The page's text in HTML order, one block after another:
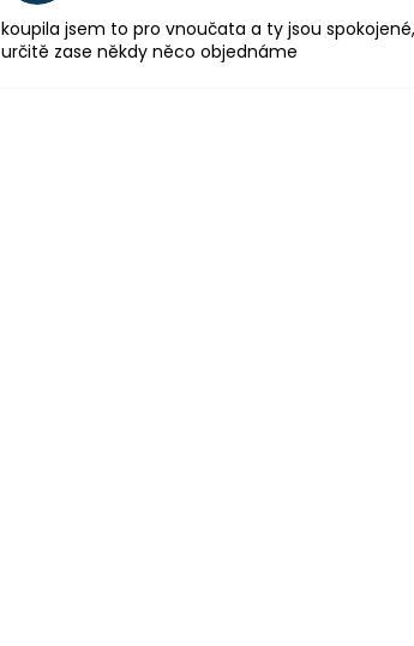
koupila jsem to pro vnoučata a ty jsou spokojené,
určitě zase někdy něco objednáme